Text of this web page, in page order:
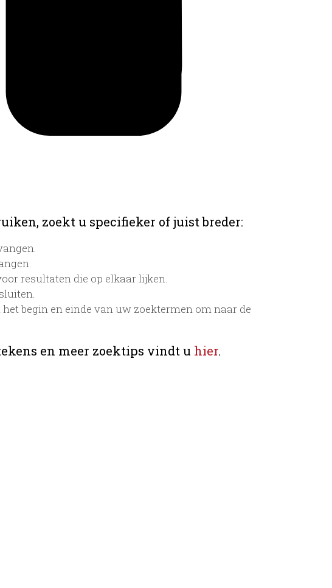
zoekt u specifieker of juist breder:
resultaten die op elkaar lijken.
het begin en einde van uw zoektermen om naar de
en meer zoektips vindt u hier.